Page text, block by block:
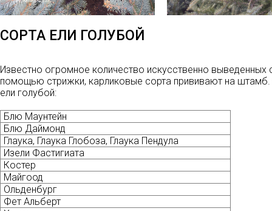
СОРТА ЕЛИ ГОЛУБОЙ
Известно огромное количество искусственно
помощью стрижки, карликовые сорта прививают на
ели голубой:
Блю Маунтейн
Блю Даймонд
Глаука, Глаука Глобоза, Глаука Пендула
Изели Фастигиата
Костер
Майгоод
Ольденбург
Фет Альберт